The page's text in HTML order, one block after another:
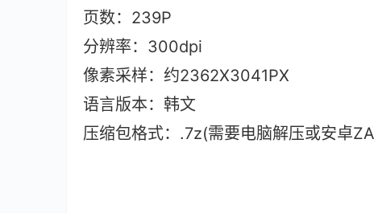
页数：239P
分辨率：300dpi
像素采样：约2362X3041PX
语言版本：韩文
压缩包格式：.7z(需要电脑解压或安卓